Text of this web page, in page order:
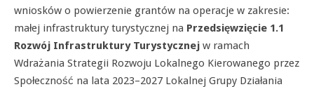
wniosków o powierzenie grantów na operacje w zakresie:
małej infrastruktury turystycznej na Przedsięwzięcie 1.1
Rozwój Infrastruktury Turystycznej w ramach
Wdrażania Strategii Rozwoju Lokalnego Kierowanego przez
Społeczność na lata 2023–2027 Lokalnej Grupy Działania